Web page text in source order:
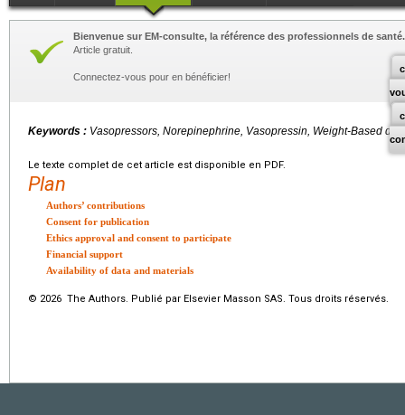
Bienvenue sur EM-consulte, la référence des professionnels de santé.
Article gratuit.
Connectez-vous pour en bénéficier!
Keywords : Vasopressors, Norepinephrine, Vasopressin, Weight-Based
Le texte complet de cet article est disponible en PDF.
Plan
Authors’ contributions
Consent for publication
Ethics approval and consent to participate
Financial support
Availability of data and materials
© 2026 The Authors. Publié par Elsevier Masson SAS. Tous droits réservés.